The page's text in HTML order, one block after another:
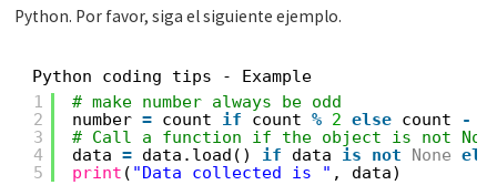
Python. Por favor, siga el siguiente ejemplo.
Python coding tips - Example
1
2
3
4
5
# make number always be odd
number = count if count % 2 else count -
# Call a function if the object is not
data = data.load() if data is not None
print ( "Data collected is " , data)